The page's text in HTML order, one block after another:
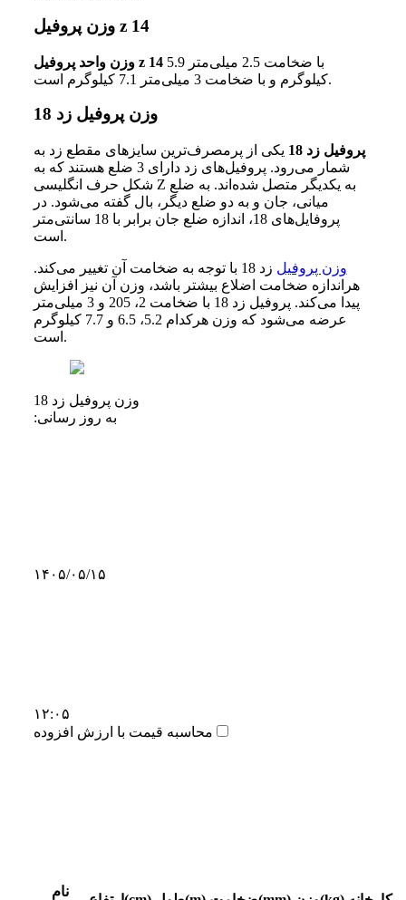
وزن پروفیل z 14
وزن واحد پروفیل z 14با ضخامت 2.5 میلی‌متر 5.9
کیلوگرم و با ضخامت 3 میلی‌متر 7.1 کیلوگرم است.
وزن پروفیل زد 18
پروفیل زد 18
یکی از پرمصرف‌ترین سایزهای مقطع زد به
شمار می‌رود. پروفیل‌های زد دارای 3 ضلع هستند که به
شکل حرف انگلیسی Z به یکدیگر متصل شده‌اند. به ضلع
میانی، جان و به دو ضلع دیگر، بال گفته می‌شود. در
پروفایل‌های 18، اندازه ضلع جان برابر با 18 سانتی‌متر
است.
وزن پروفیل
زد 18 با توجه به ضخامت آن تغییر می‌کند.
هراندازه ضخامت اضلاع بیشتر باشد، وزن آن نیز افزایش
پیدا می‌کند. پروفیل زد 18 با ضخامت 2، 205 و 3 میلی‌متر
عرضه می‌شود که وزن هرکدام 5.2، 6.5 و 7.7 کیلوگرم
است.
وزن پروفیل زد 18
به روز رسانی:
۱۴۰۵/۰۵/۱۵
۱۲:۰۵
محاسبه قیمت با ارزش افزوده
نام